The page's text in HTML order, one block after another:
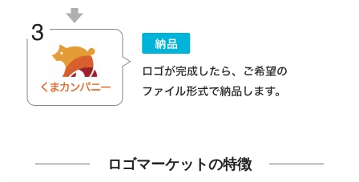
ロゴマーケットの特徴